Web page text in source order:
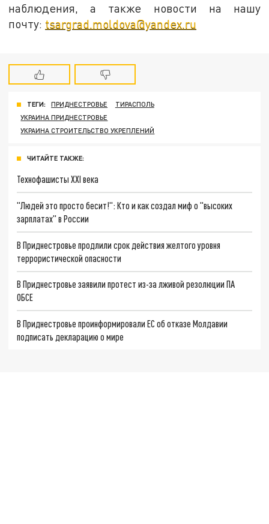
наблюдения, а также новости на нашу
почту: tsargrad.moldova@yandex.ru
ТЕГИ: ПРИДНЕСТРОВЬЕ
ТИРАСПОЛЬ
УКРАИНА ПРИДНЕСТРОВЬЕ
УКРАИНА СТРОИТЕЛЬСТВО УКРЕПЛЕНИЙ
ЧИТАЙТЕ ТАКЖЕ:
Технофашисты XXI века
"Людей это просто бесит!": Кто и как создал миф о "высоких
зарплатах" в России
В Приднестровье продлили срок действия желтого уровня
террористической опасности
В Приднестровье заявили протест из-за лживой резолюции ПА
ОБСЕ
В Приднестровье проинформировали ЕС об отказе Молдавии
подписать декларацию о мире